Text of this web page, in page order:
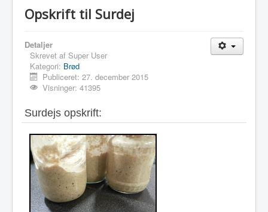
Opskrift til Surdej
Detaljer
Skrevet af Super User
Kategori: Brød
Publiceret: 27. december 2015
Visninger: 41395
Surdejs opskrift: